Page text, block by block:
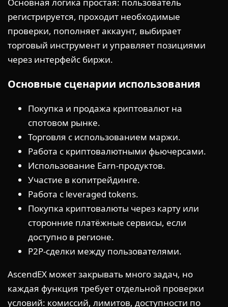
регистрируется, проходит необходимые
проверки, пополняет аккаунт, выбирает
торговый инструмент и управляет позициями
через интерфейс биржи.
Основные сценарии использования
Покупка и продажа криптовалют на
спотовом рынке.
Торговля с использованием маржи.
Работа с криптовалютными фьючерсами.
Использование Earn-продуктов.
Участие в копитрейдинге.
Работа с leveraged tokens.
Покупка криптовалюты через карту или
сторонние платёжные сервисы, если
доступно в регионе.
P2P-сделки между пользователями.
AscendEX может закрывать много задач, но
каждая функция требует отдельной проверки
условий: комиссий, лимитов, доступности по